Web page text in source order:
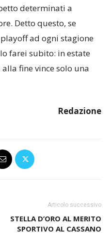
a prescindere da chi
determinati a
Detto questo, se
ad ogni stagione
farei subito: in estate
fine vince solo una
Articolo successivo